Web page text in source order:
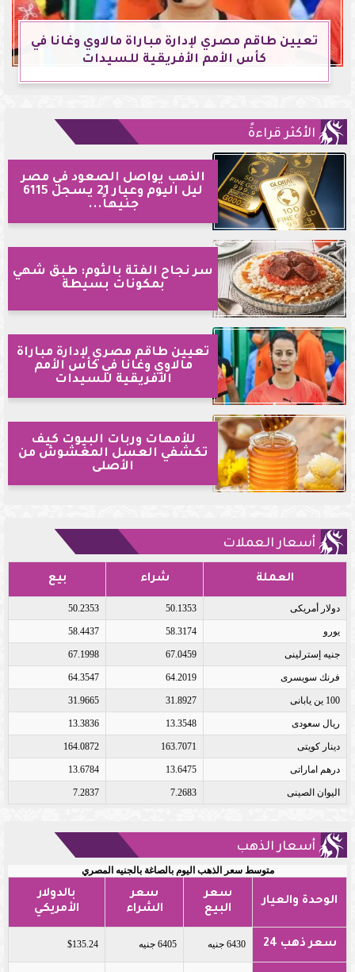
تعيين طاقم مصري لإدارة مباراة مالاوي وغانا في
كأس الأمم الأفريقية للسيدات
الأكثر قراءةً
الذهب يواصل الصعود في مصر
ليل اليوم وعيار 21 يسجل 6115
جنيهاً...
سر نجاح الفتة بالثوم: طبق شهي
بمكونات بسيطة
تعيين طاقم مصري لإدارة مباراة
مالاوي وغانا في كأس الأمم
الأفريقية للسيدات
للأمهات وربات البيوت كيف
تكشفي العسل المغشوش من
الأصلى
أسعار العملات
العملة شراء بيع
دولار أمريكى 50.1353
50.2353
يورو 58.3174
58.4437
جنيه إسترلينى 67.0459
67.1998
فرنك سويسرى 64.2019
64.3547
100 ين يابانى 31.8927
31.9665
ريال سعودى 13.3548
13.3836
دينار كويتى 163.7071
164.0872
درهم اماراتى 13.6475
13.6784
اليوان الصينى 7.2683
7.2837
أسعار الذهب
متوسط سعر الذهب اليوم بالصاغة بالجنيه المصري
الوحدة والعيار
سعر
البيع
سعر
الشراء
بالدولار
الأمريكي
سعر ذهب 24 6430 جنيه 6405 جنيه $135.24